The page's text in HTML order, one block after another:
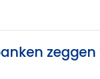
zeggen